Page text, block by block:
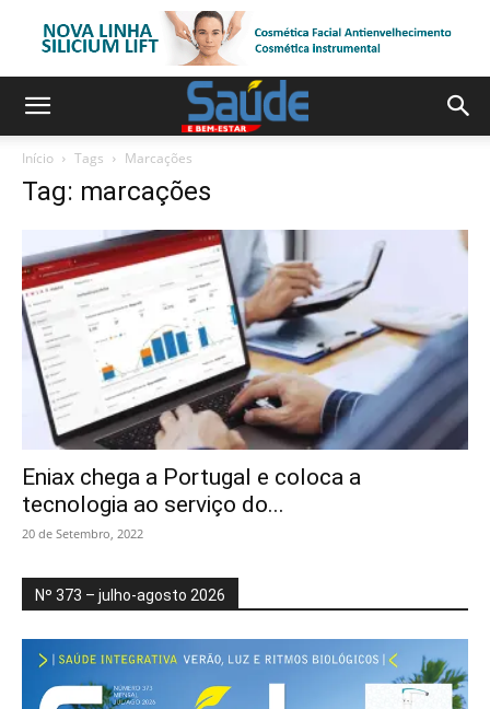
Início Tags Marcações
Tag: marcações
Eniax chega a Portugal e coloca a
tecnologia ao serviço do...
20 de Setembro, 2022
Nº 373 – julho-agosto 2026